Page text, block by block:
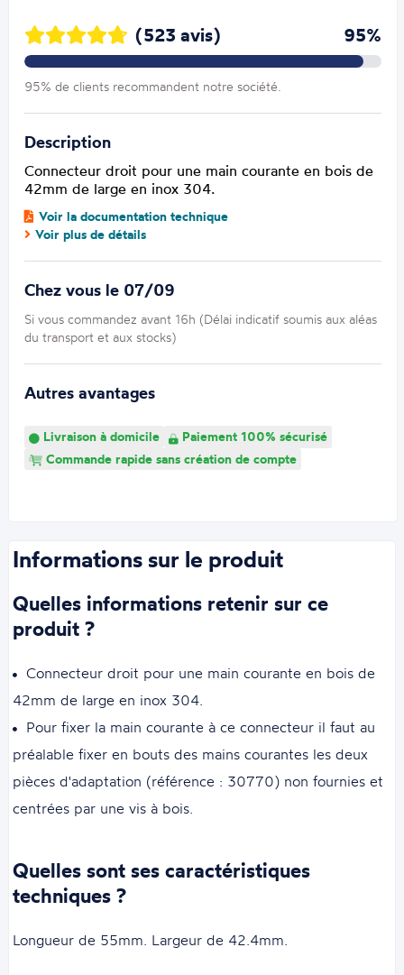
(523 avis) 95%
95% de clients recommandent notre société.
Description
Connecteur droit pour une main courante en bois de
42mm de large en inox 304.
Voir la documentation technique
Voir plus de détails
Chez vous le 07/09
Si vous commandez avant 16h (Délai indicatif soumis aux aléas
du transport et aux stocks)
Autres avantages
Livraison à domicile
Paiement 100% sécurisé
Commande rapide sans création de compte
Informations sur le produit
Quelles informations retenir sur ce
produit ?
Connecteur droit pour une main courante en bois de
42mm de large en inox 304.
Pour fixer la main courante à ce connecteur il faut au
préalable fixer en bouts des mains courantes les deux
pièces d'adaptation (référence : 30770) non fournies et
centrées par une vis à bois.
Quelles sont ses caractéristiques
techniques ?
Longueur de 55mm. Largeur de 42.4mm.